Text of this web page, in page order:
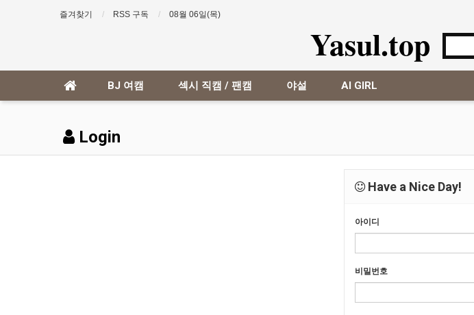
즐겨찾기 RSS 구독 08월 06일(목)
Yasul.top
BJ 여캠 섹시 직캠 / 팬캠 야설 AI GIRL
Login
Have a Nice Day!
아이디
비밀번호